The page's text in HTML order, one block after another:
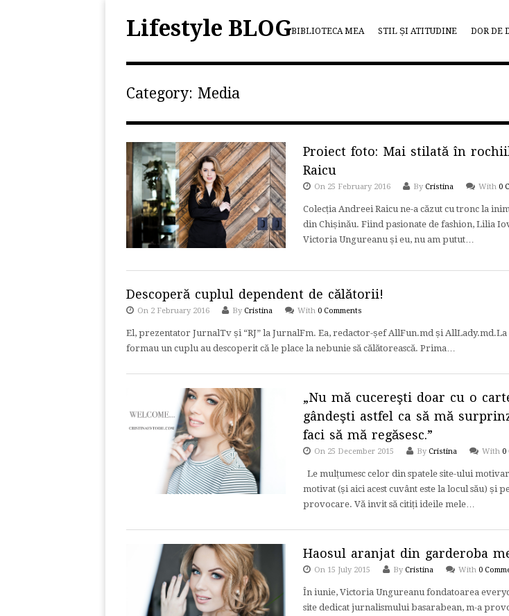
BIBLIOTECA MEA STIL ȘI ATITUDINE DOR DE
Lifestyle BLOG
Category: Media
Proiect foto: Mai stilată în
Raicu
On 25 February 2016 By Cristina With 0
Colecția Andreei Raicu ne-a căzut cu tronc la
din Chișinău. Fiind pasionate de fashion, Lilia
Victoria Ungureanu și eu, nu am putut…
Descoperă cuplul dependent de călătorii!
On 2 February 2016 By Cristina With 0 Comments
El, prezentator JurnalTv și “RJ” la JurnalFm. Ea, redactor-șef AllFun.md și AllLady.md.La
formau un cuplu au descoperit că le place la nebunie să călătorească. Prima…
„Nu mă cucereşti doar cu o
gândeşti astfel ca să mă
faci să mă regăsesc.”
On 25 December 2015 By Cristina With 0
Le mulțumesc celor din spatele site-ului
motivat (și aici acest cuvânt este la locul său) și
provocare. Vă invit să citiți ideile mele…
Haosul aranjat din garderoba
On 15 July 2015 By Cristina With 0
În iunie, Victoria Ungureanu fondatoarea
site dedicat jurnalismului basarabean, m-a